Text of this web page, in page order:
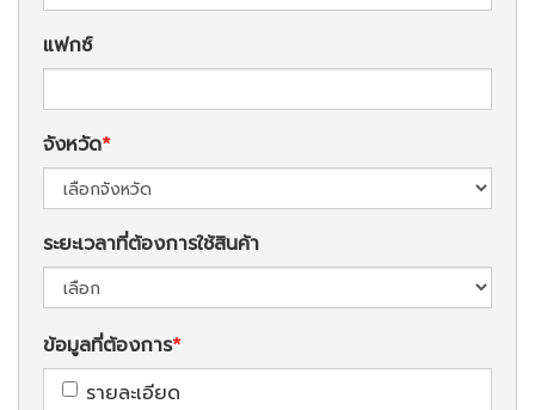
แฟกซ์
จังหวัด
ระยะเวลาที่ต้องการใช้สินค้า
ข้อมูลที่ต้องการ
รายละเอียด